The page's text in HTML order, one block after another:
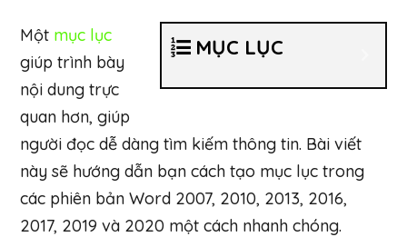
MỤC LỤC
Một mục lục
giúp trình bày
nội dung trực
quan hơn, giúp
người đọc dễ dàng tìm kiếm thông tin. Bài viết
này sẽ hướng dẫn bạn cách tạo mục lục trong
các phiên bản Word 2007, 2010, 2013, 2016,
2017, 2019 và 2020 một cách nhanh chóng.